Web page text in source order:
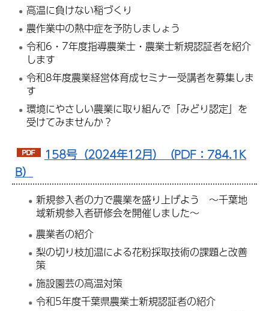
高温に負けない稲づくり
農作業中の熱中症を予防しましょう
令和6・7年度指導農業士・農業士新規認証者を紹介
します
令和8年度農業経営体育成セミナー受講者を募集しま
す
環境にやさしい農業に取り組んで「みどり認定」を
受けてみませんか？
158号（2024年12月）（PDF：784.1K
B）
新規参入者の力で農業を盛り上げよう ～千葉地
域新規参入者研修会を開催しました～
農業者の紹介
梨の切り枝加温による花粉採取技術の課題と改善
策
施設園芸の高温対策
令和5年度千葉県農業士新規認証者の紹介